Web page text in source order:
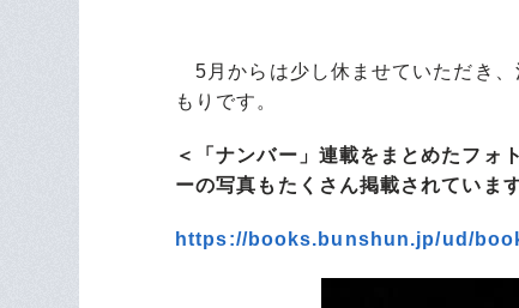
5月からは少し休ませていただき、
もりです。
＜「ナンバー」連載をまとめたフォ
ーの写真もたくさん掲載されていま
https://books.bunshun.jp/ud/